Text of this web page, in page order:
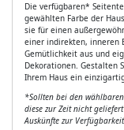
Die verfügbaren*
gewählten Farbe der
sie für einen
einer indirekten, inneren
Gemütlichkeit aus und
Dekorationen. Gestalten
Ihrem Haus ein
*Sollten bei den
diese zur Zeit nicht
Auskünfte zur